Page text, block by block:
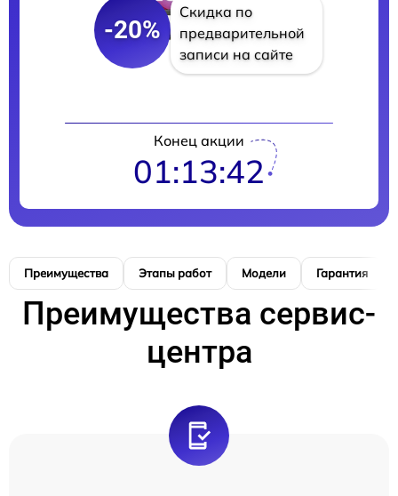
-20%
Скидка по
предварительной
записи на сайте
Конец акции
01:13:41
Преимущества Этапы работ Модели Гарантия
Преимущества сервис-
центра